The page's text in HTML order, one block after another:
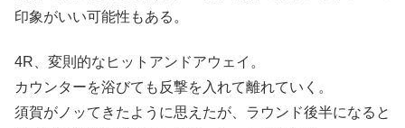
印象がいい可能性もある。
4R、変則的なヒットアンドアウェイ。
カウンターを浴びても反撃を入れて離れていく。
須賀がノッてきたように思えたが、ラウンド後半になると